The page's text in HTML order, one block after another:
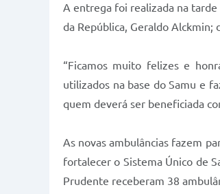
A entrega foi realizada na
da República, Geraldo Alckmin;
“Ficamos muito felizes e
utilizados na base do Samu e
quem deverá ser beneficiada
As novas ambulâncias fazem
fortalecer o Sistema Único de
Prudente receberam 38